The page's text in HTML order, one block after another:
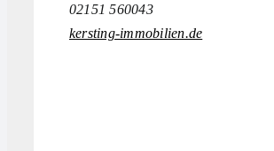
02151 560043
kersting-immobilien.de